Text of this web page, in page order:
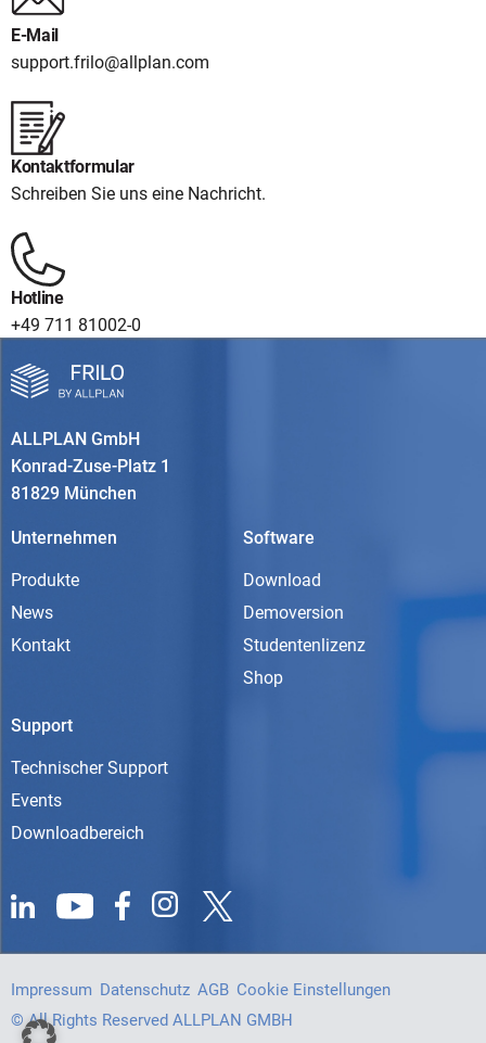
E-Mail
support.frilo@allplan.com
Kontaktformular
Schreiben Sie uns eine Nachricht.
Hotline
+49 711 81002-0
ALLPLAN GmbH
Konrad-Zuse-Platz 1
81829 München
Unternehmen
Produkte
News
Kontakt
Software
Download
Demoversion
Studentenlizenz
Shop
Support
Technischer Support
Events
Downloadbereich
Impressum Datenschutz AGB Cookie Einstellungen
© All Rights Reserved ALLPLAN GMBH